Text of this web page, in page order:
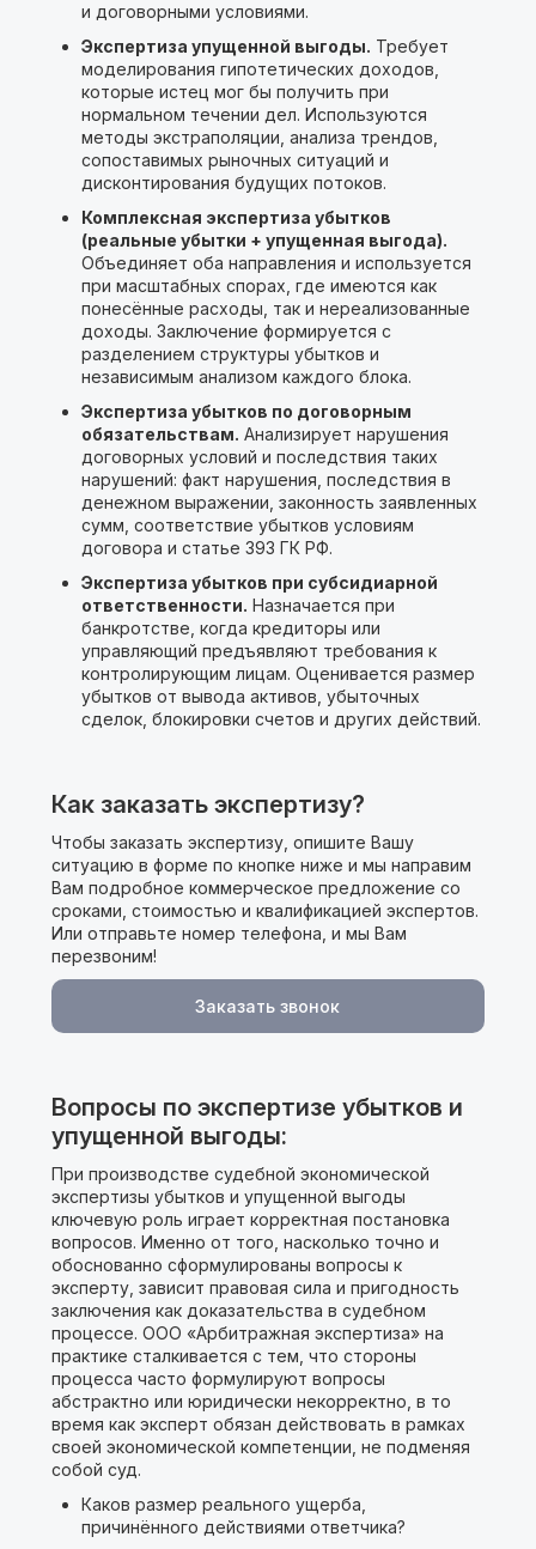
и договорными условиями.
Экспертиза упущенной выгоды. Требует
моделирования гипотетических доходов,
которые истец мог бы получить при
нормальном течении дел. Используются
методы экстраполяции, анализа трендов,
сопоставимых рыночных ситуаций и
дисконтирования будущих потоков.
Комплексная экспертиза убытков
(реальные убытки + упущенная выгода).
Объединяет оба направления и используется
при масштабных спорах, где имеются как
понесённые расходы, так и нереализованные
доходы. Заключение формируется с
разделением структуры убытков и
независимым анализом каждого блока.
Экспертиза убытков по договорным
обязательствам. Анализирует нарушения
договорных условий и последствия таких
нарушений: факт нарушения, последствия в
денежном выражении, законность заявленных
сумм, соответствие убытков условиям
договора и статье 393 ГК РФ.
Экспертиза убытков при субсидиарной
ответственности. Назначается при
банкротстве, когда кредиторы или
управляющий предъявляют требования к
контролирующим лицам. Оценивается размер
убытков от вывода активов, убыточных
сделок, блокировки счетов и других действий.
Как заказать экспертизу?
Чтобы заказать экспертизу, опишите Вашу
ситуацию в форме по кнопке ниже и мы направим
Вам подробное коммерческое предложение cо
сроками, стоимостью и квалификацией экспертов.
Или отправьте номер телефона, и мы Вам
перезвоним!
Заказать звонок
Вопросы по экспертизе убытков и
упущенной выгоды:
При производстве судебной экономической
экспертизы убытков и упущенной выгоды
ключевую роль играет корректная постановка
вопросов. Именно от того, насколько точно и
обоснованно сформулированы вопросы к
эксперту, зависит правовая сила и пригодность
заключения как доказательства в судебном
процессе. ООО «Арбитражная экспертиза» на
практике сталкивается с тем, что стороны
процесса часто формулируют вопросы
абстрактно или юридически некорректно, в то
время как эксперт обязан действовать в рамках
своей экономической компетенции, не подменяя
собой суд.
Каков размер реального ущерба,
причинённого действиями ответчика?